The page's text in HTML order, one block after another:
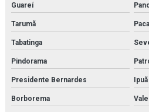
Guareí
Tarumã
Tabatinga
Pindorama
Presidente Bernardes Ipuã
Borborema